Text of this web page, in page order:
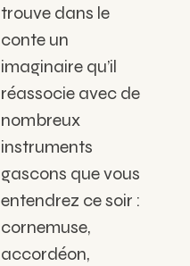
trouve dans le
conte un
imaginaire qu’il
réassocie avec de
nombreux
instruments
gascons que vous
entendrez ce soir :
cornemuse,
accordéon,